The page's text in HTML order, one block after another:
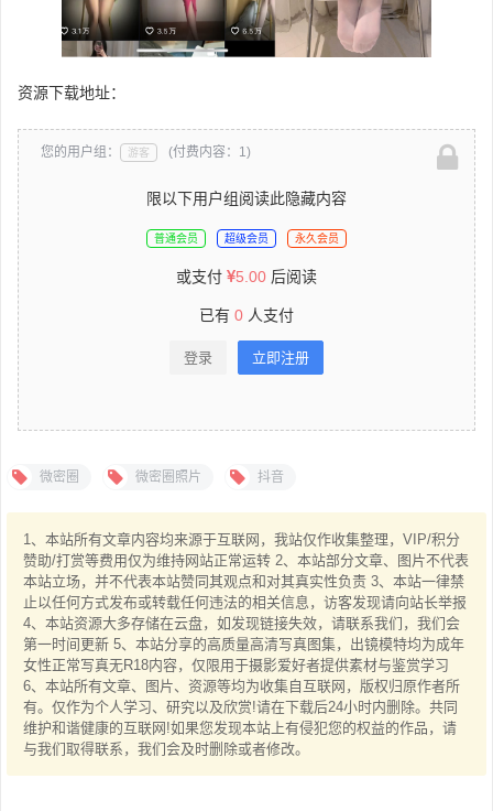
资源下载地址：
您的用户组： 游客 (付费内容：1)
限以下用户组阅读此隐藏内容
普通会员 超级会员 永久会员
或支付 5.00 后阅读
已有 0 人支付
登录 立即注册
微密圈 微密圈照片 抖音
1、本站所有文章内容均来源于互联网，我站仅作收集整理，VIP/积分
赞助/打赏等费用仅为维持网站正常运转 2、本站部分文章、图片不代表
本站立场，并不代表本站赞同其观点和对其真实性负责 3、本站一律禁
止以任何方式发布或转载任何违法的相关信息，访客发现请向站长举报
4、本站资源大多存储在云盘，如发现链接失效，请联系我们，我们会
第一时间更新 5、本站分享的高质量高清写真图集，出镜模特均为成年
女性正常写真无R18内容，仅限用于摄影爱好者提供素材与鉴赏学习
6、本站所有文章、图片、资源等均为收集自互联网，版权归原作者所
有。仅作为个人学习、研究以及欣赏!请在下载后24小时内删除。共同
维护和谐健康的互联网!如果您发现本站上有侵犯您的权益的作品，请
与我们取得联系，我们会及时删除或者修改。